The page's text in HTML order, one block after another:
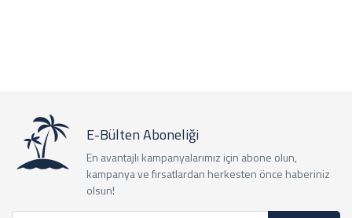
E-Bülten Aboneliği
En avantajlı kampanyalarımız için abone olun,
kampanya ve fırsatlardan herkesten önce haberiniz
olsun!